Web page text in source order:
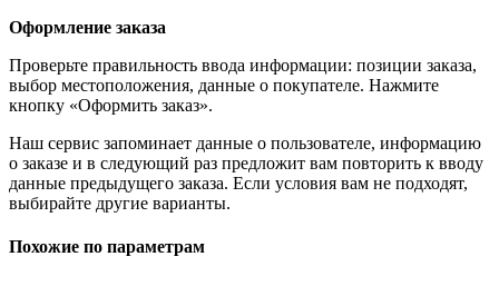
Оформление заказа
Проверьте правильность ввода информации: позиции заказа,
выбор местоположения, данные о покупателе. Нажмите
кнопку «Оформить заказ».
Наш сервис запоминает данные о пользователе, информацию
о заказе и в следующий раз предложит вам повторить к вводу
данные предыдущего заказа. Если условия вам не подходят,
выбирайте другие варианты.
Похожие по параметрам